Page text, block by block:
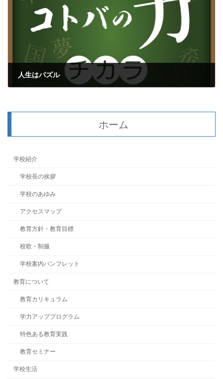
人生はパズル
ホーム
学校紹介
学校長の挨拶
学校のあゆみ
アクセスマップ
教育方針・教育目標
校歌・制服
学校案内パンフレット
教育について
教育カリキュラム
学力アッププログラム
特色ある教育実践
教育セミナー
学校生活